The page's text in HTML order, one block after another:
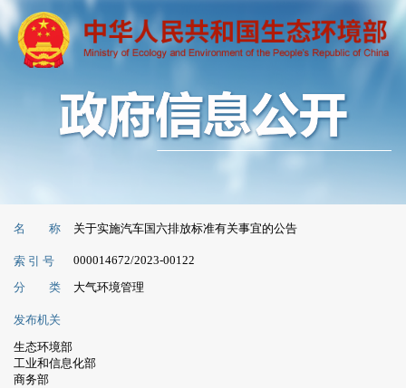
名 称 关于实施汽车国六排放标准有关事宜的公告
索 引 号 000014672/2023-00122
分 类 大气环境管理
发布机关
生态环境部
工业和信息化部
商务部